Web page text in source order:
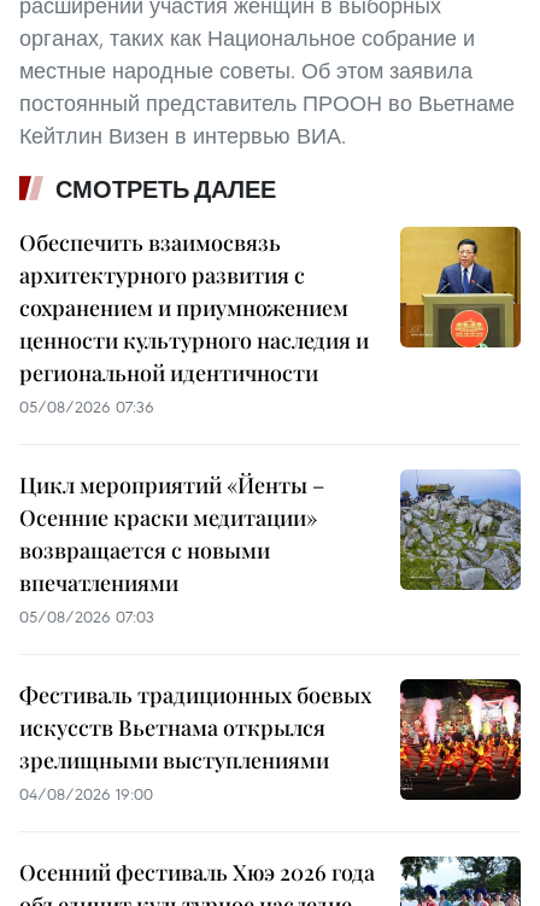
органах, таких как Национальное собрание и
местные народные советы. Об этом заявила
постоянный представитель ПРООН во Вьетнаме
Кейтлин Визен в интервью ВИА.
СМОТРЕТЬ ДАЛЕЕ
Обеспечить взаимосвязь
архитектурного развития с
сохранением и приумножением
ценности культурного наследия и
региональной идентичности
05/08/2026 07:36
Цикл мероприятий «Йенты –
Осенние краски медитации»
возвращается с новыми
впечатлениями
05/08/2026 07:03
Фестиваль традиционных боевых
искусств Вьетнама открылся
зрелищными выступлениями
04/08/2026 19:00
Осенний фестиваль Хюэ 2026 года